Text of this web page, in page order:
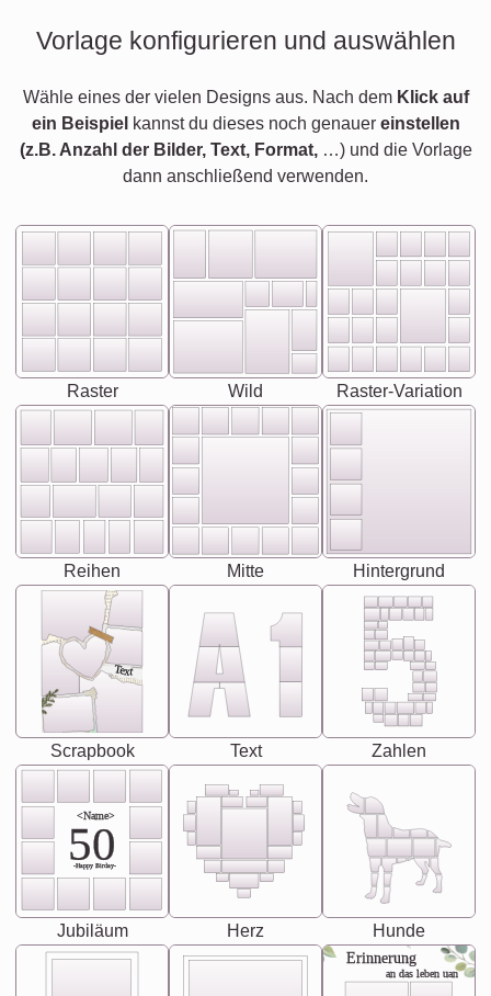
Vorlage konfigurieren und auswählen
Wähle eines der vielen Designs aus. Nach dem Klick auf
ein Beispiel kannst du dieses noch genauer einstellen
(z.B. Anzahl der Bilder, Text, Format,…) und die Vorlage
dann anschließend verwenden.
Raster Wild Raster-Variation
Reihen Mitte Hintergrund
Text
Scrapbook Text Zahlen
<Name>
50
-Happy Birday-
Jubiläum Herz Hunde
Erinnerung
an das leben uan